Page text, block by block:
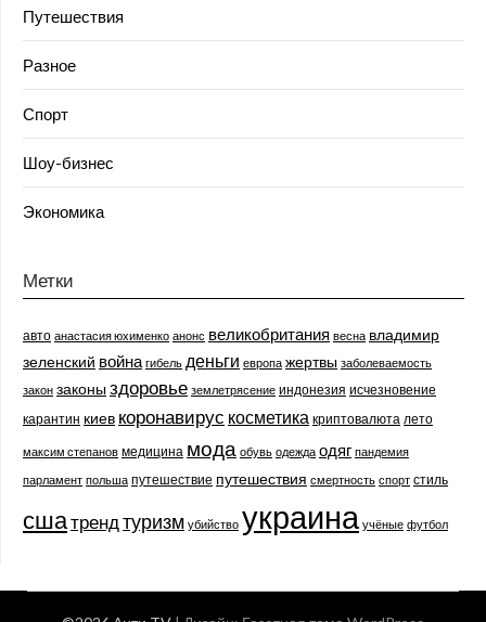
Путешествия
Разное
Спорт
Шоу-бизнес
Экономика
Метки
авто анастасия юхименко анонс великобритания весна владимир
зеленский война гибель деньги европа жертвы заболеваемость
закон законыздоровье землетрясение индонезия исчезновение
карантин киев коронавирус косметика криптовалюта лето
максим степанов медицина мода обувь одежда одяг пандемия
парламент польша путешествие путешествия смертность спорт стиль
сшатренд туризм убийство украина учёные футбол